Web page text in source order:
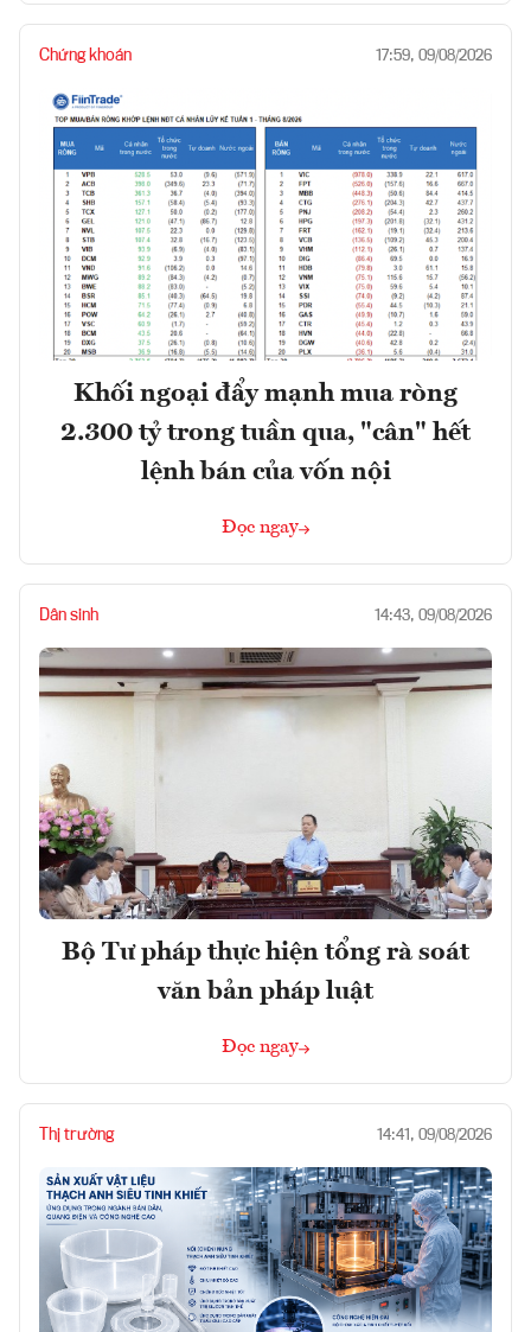
Chứng khoán 17:59, 09/08/2026
Khối ngoại đẩy mạnh mua ròng
2.300 tỷ trong tuần qua, "cân" hết
lệnh bán của vốn nội
Đọc ngay
Dân sinh 14:43, 09/08/2026
Bộ Tư pháp thực hiện tổng rà soát
văn bản pháp luật
Đọc ngay
Thị trường 14:41, 09/08/2026